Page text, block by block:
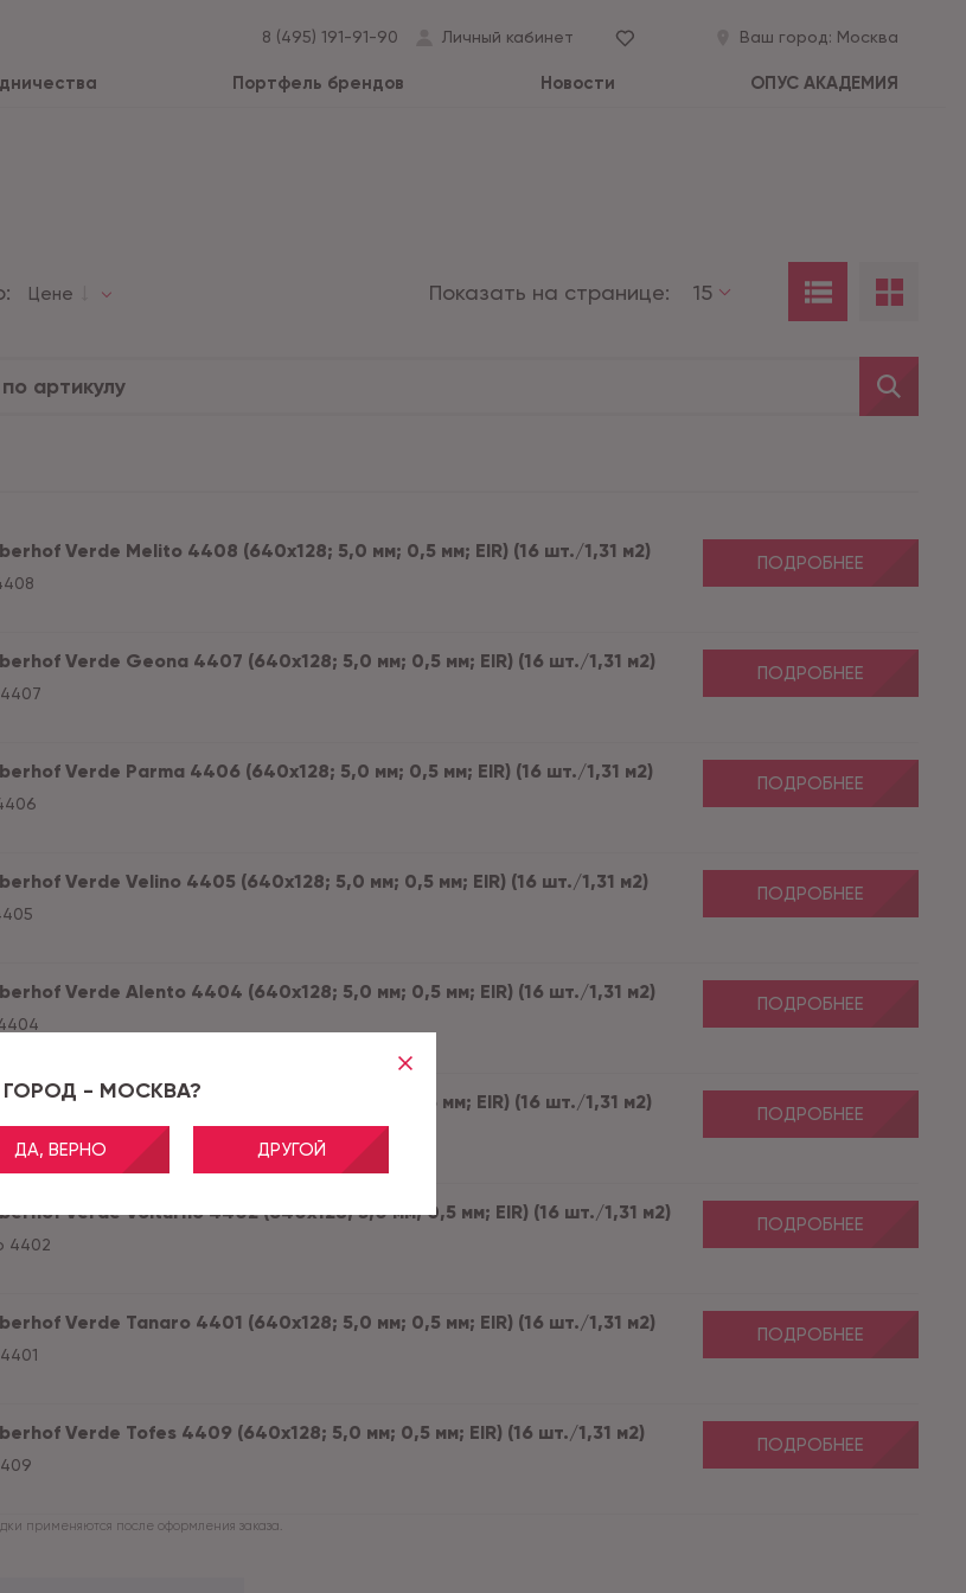
- МОСКВА?
ДА, ВЕРНО ДРУГОЙ
8 (495) 191-91-90 Личный кабинет Ваш город: Москва
Портфель брендов Новости ОПУС АКАДЕМИЯ
Цене Показать на странице: 15
Verde Melito 4408 (640х128; 5,0 мм; 0,5 мм; EIR) (16 шт./1,31 м2)
ПОДРОБНЕЕ
Verde Geona 4407 (640х128; 5,0 мм; 0,5 мм; EIR) (16 шт./1,31 м2)
ПОДРОБНЕЕ
Verde Parma 4406 (640х128; 5,0 мм; 0,5 мм; EIR) (16 шт./1,31 м2)
ПОДРОБНЕЕ
Verde Velino 4405 (640х128; 5,0 мм; 0,5 мм; EIR) (16 шт./1,31 м2)
ПОДРОБНЕЕ
Verde Alento 4404 (640х128; 5,0 мм; 0,5 мм; EIR) (16 шт./1,31 м2)
ПОДРОБНЕЕ
Verde Tesino 4403 (640х128; 5,0 мм; 0,5 мм; EIR) (16 шт./1,31 м2)
ПОДРОБНЕЕ
Verde Volturno 4402 (640х128; 5,0 мм; 0,5 мм; EIR) (16 шт./1,31 м2)
4402
ПОДРОБНЕЕ
Verde Tanaro 4401 (640х128; 5,0 мм; 0,5 мм; EIR) (16 шт./1,31 м2)
ПОДРОБНЕЕ
Verde Tofes 4409 (640х128; 5,0 мм; 0,5 мм; EIR) (16 шт./1,31 м2)
ПОДРОБНЕЕ
применяются после оформления заказа.